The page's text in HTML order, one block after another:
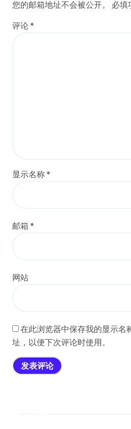
您的邮箱地址不会被公开。 必填
评论 *
显示名称 *
邮箱 *
网站
在此浏览器中保存我的显示名
址，以便下次评论时使用。